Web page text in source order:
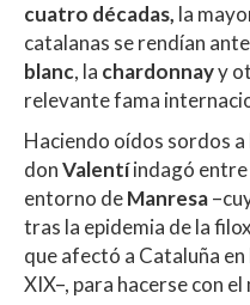
cuatro décadas, la
catalanas se rendían
blanc, la chardonnayy
relevante fama
Haciendo oídos sordos
donValentíindagó
entorno deManresa
tras la epidemia de la
que afectó a Cataluña
XIX–, para hacerse con